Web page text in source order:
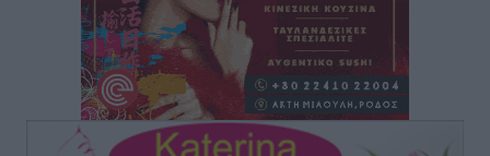
Τοπικές Ειδήσεις• πριν 3 ώρες
ΑΕΡΑ: Δεν σταματάει να ενισχύεται, νέο απόκτημα ο
Μητρόπουλος
Αθλητικά• πριν 3 ώρες